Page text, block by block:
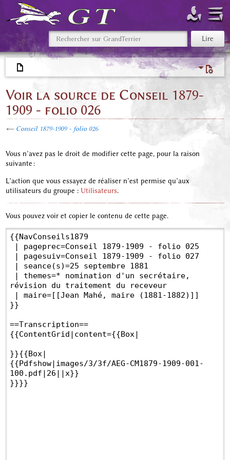
Voir la source de Conseil 1879-
1909 - folio 026
← Conseil 1879-1909 - folio 026
Vous n’avez pas le droit de modifier cette page, pour la raison
suivante :
L’action que vous essayez de réaliser n’est permise qu’aux
utilisateurs du groupe : Utilisateurs.
Vous pouvez voir et copier le contenu de cette page.